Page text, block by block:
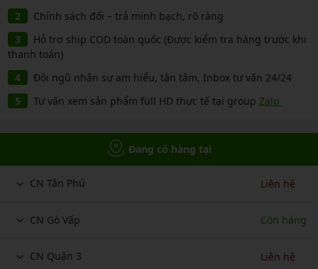
Chính sách đổi – trả minh bạch, rõ ràng
Hỗ trợ ship COD toàn quốc (Được kiểm tra hàng trước khi
thanh toán)
Đội ngũ nhân sự am hiểu, tận tâm, Inbox tư vấn 24/24
Tư vấn xem sản phẩm full HD thực tế tại group Zalo
Đang có hàng tại
CN Tân Phú Liên hệ
CN Gò Vấp Còn hàng
CN Quận 3 Liên hệ